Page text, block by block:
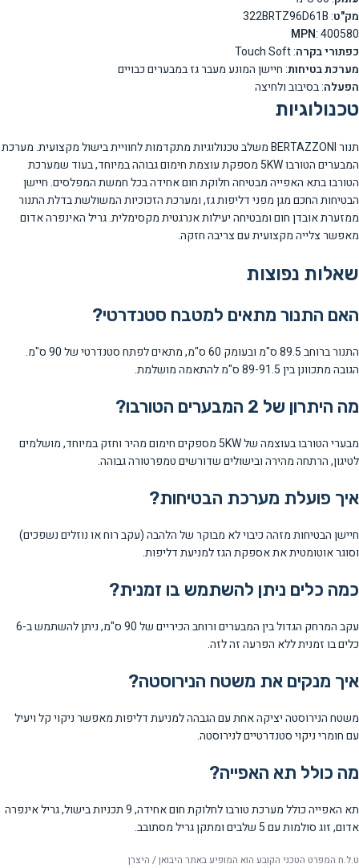
מק"ט: 322BRTZ96D61B
MPN: 400580
כפתורי בקרה: Touch Soft
מערכת בטיחות: חיישן המונע מעבר גז במבערים כבויים
הפעלה: בסיבוב ולחיצה
טכנולוגיות
תנור BERTAZZONI משלב טכנולוגיות מתקדמות לחוויית בישול מקצועית. מערכת
המבערים הטורבו 5KW מספקת עוצמת חימום גבוהה במיוחד, בעוד שמערכת
הטורבו בתא האפייה מבטיחה חלוקת חום אחידה בכל חמשת המפלסים. חיישן
הבטיחות החכם מגן מפני דליפות גז, ומערכת הזכוכיות המשולשת בדלת התנור
ממזערת אובדן חום ומבטיחה יעילות אנרגטית מקסימלית. גריל האינפרה אדום
מאפשר צלייה מקצועית עם צריבה חזקה.
שאלות נפוצות
האם התנור מתאים למטבח סטנדרטי?
התנור ברוחב 89.5 ס"מ ובעומק 60 ס"מ, מתאים לפתח סטנדרטי של 90 ס"מ.
הגובה מתכוונן בין 89-91.5 ס"מ להתאמה מושלמת.
מה היתרון של 2 המבערים הטורבו?
מבערי הטורבו בעוצמה של 5KW מספקים חימום מהיר וחזק במיוחד, מושלמים
לטיגון, הרתחה מהירה ובישולים שדורשים טמפרטורה גבוהה.
איך פועלת מערכת הבטיחות?
חיישן הבטיחות מזהה כיבוי לא מבוקר של הלהבה (עקב רוח או נוזלים נשפכים)
וסוגר אוטומטית את אספקת הגז למניעת דליפות.
כמה כלים ניתן להשתמש בו זמנית?
עקב המרחק הגדול בין המבערים ורוחב הכיריים של 90 ס"מ, ניתן להשתמש ב-6
כלים בו זמנית ללא הפרעה זה לזה.
איך מנקים את משטח הנירוסטה?
משטח הנירוסטה יציקה אחת עם הגבהה למניעת דליפות מאפשר ניקוי קל ויעיל
עם חומרי ניקוי סטנדרטיים לנירוסטה.
מה כולל תא האפייה?
תא האפייה כולל מערכת טורבו לחלוקת חום אחידה, 9 תכניות בישול, גריל אינפרה
אדום, זוג סולמות עם 5 שלבים ומתקן גריל מסתובב.
ט.ל.ח המפרט הטכני הקובע הוא המופיע באתר היבואן / היצרן